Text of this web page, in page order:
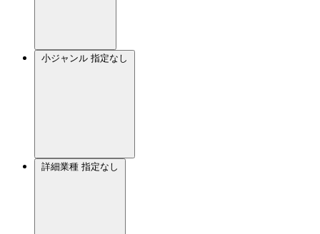
小ジャンル 指定なし
詳細業種 指定なし